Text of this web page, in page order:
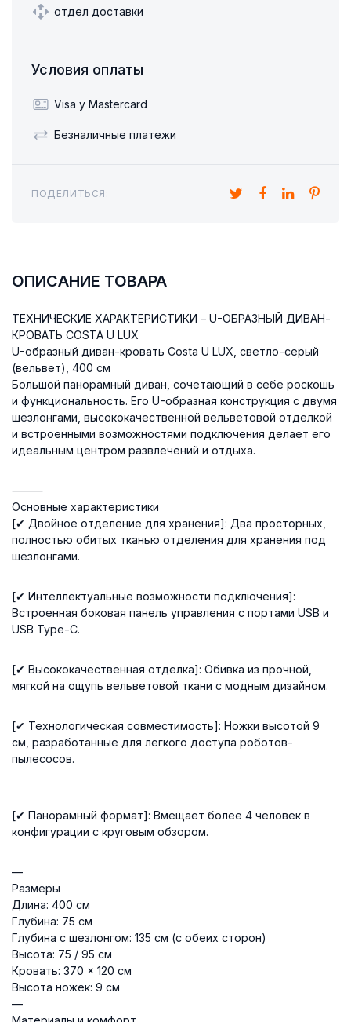
отдел доставки
Условия оплаты
Visa y Mastercard
Безналичные платежи
ПОДЕЛИТЬСЯ:
ОПИСАНИЕ ТОВАРА
ТЕХНИЧЕСКИЕ ХАРАКТЕРИСТИКИ – U-ОБРАЗНЫЙ ДИВАН-
КРОВАТЬ COSTA U LUX
U-образный диван-кровать Costa U LUX, светло-серый
(вельвет), 400 см
Большой панорамный диван, сочетающий в себе роскошь
и функциональность. Его U-образная конструкция с двумя
шезлонгами, высококачественной вельветовой отделкой
и встроенными возможностями подключения делает его
идеальным центром развлечений и отдыха.
⸻
Основные характеристики
[✔ Двойное отделение для хранения]: Два просторных,
полностью обитых тканью отделения для хранения под
шезлонгами.
[✔ Интеллектуальные возможности подключения]:
Встроенная боковая панель управления с портами USB и
USB Type-C.
[✔ Высококачественная отделка]: Обивка из прочной,
мягкой на ощупь вельветовой ткани с модным дизайном.
[✔ Технологическая совместимость]: Ножки высотой 9
см, разработанные для легкого доступа роботов-
пылесосов.
[✔ Панорамный формат]: Вмещает более 4 человек в
конфигурации с круговым обзором.
—
Размеры
Длина: 400 см
Глубина: 75 см
Глубина с шезлонгом: 135 см (с обеих сторон)
Высота: 75 / 95 см
Кровать: 370 × 120 см
Высота ножек: 9 см
—